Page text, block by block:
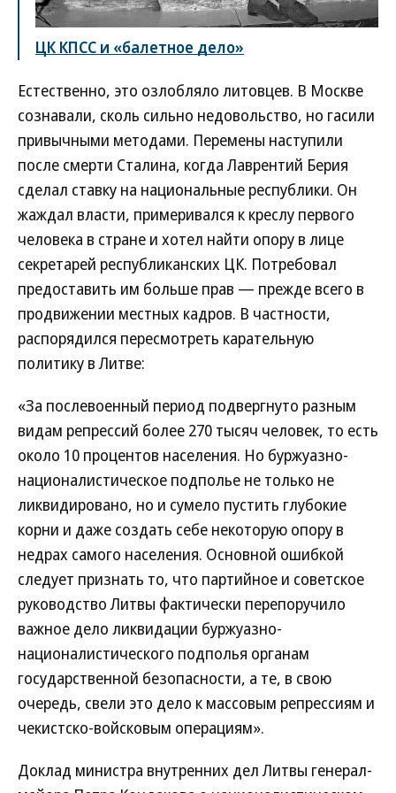
ЦК КПСС и «балетное дело»
Естественно, это озлобляло литовцев. В Москве
сознавали, сколь сильно недовольство, но гасили
привычными методами. Перемены наступили
после смерти Сталина, когда Лаврентий Берия
сделал ставку на национальные республики. Он
жаждал власти, примеривался к креслу первого
человека в стране и хотел найти опору в лице
секретарей республиканских ЦК. Потребовал
предоставить им больше прав — прежде всего в
продвижении местных кадров. В частности,
распорядился пересмотреть карательную
политику в Литве:
«За послевоенный период подвергнуто разным
видам репрессий более 270 тысяч человек, то есть
около 10 процентов населения. Но буржуазно-
националистическое подполье не только не
ликвидировано, но и сумело пустить глубокие
корни и даже создать себе некоторую опору в
недрах самого населения. Основной ошибкой
следует признать то, что партийное и советское
руководство Литвы фактически перепоручило
важное дело ликвидации буржуазно-
националистического подполья органам
государственной безопасности, а те, в свою
очередь, свели это дело к массовым репрессиям и
чекистско-войсковым операциям».
Доклад министра внутренних дел Литвы генерал-